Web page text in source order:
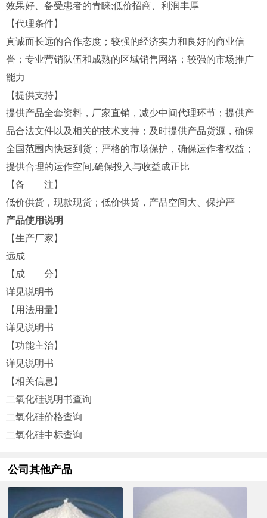
效果好、备受患者的青睐;低价招商、利润丰厚
【代理条件】
真诚而长远的合作态度；较强的经济实力和良好的商业信
誉；专业营销队伍和成熟的区域销售网络；较强的市场推广
能力
【提供支持】
提供产品全套资料，厂家直销，减少中间代理环节；提供产
品合法文件以及相关的技术支持；及时提供产品货源，确保
全国范围内快速到货；严格的市场保护，确保运作者权益；
提供合理的运作空间,确保投入与收益成正比
【备 注】
低价供货，现款现货；低价供货，产品空间大、保护严
产品使用说明
【生产厂家】
远成
【成 分】
详见说明书
【用法用量】
详见说明书
【功能主治】
详见说明书
【相关信息】
二氧化硅说明书查询
二氧化硅价格查询
二氧化硅中标查询
公司其他产品